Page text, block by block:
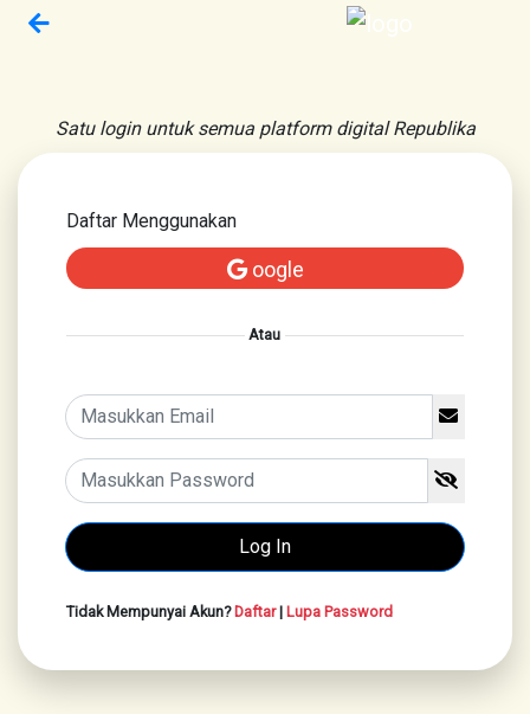
Satu login untuk semua platform digital Republika
Daftar Menggunakan
oogle
Atau
Tidak Mempunyai Akun?Daftar| Lupa Password